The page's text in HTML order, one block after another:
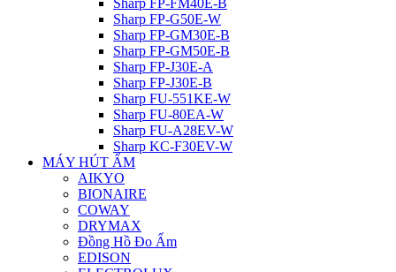
Sharp FP-FM40E-B
Sharp FP-G50E-W
Sharp FP-GM30E-B
Sharp FP-GM50E-B
Sharp FP-J30E-A
Sharp FP-J30E-B
Sharp FU-551KE-W
Sharp FU-80EA-W
Sharp FU-A28EV-W
Sharp KC-F30EV-W
MÁY HÚT ẨM
AIKYO
BIONAIRE
COWAY
DRYMAX
Đồng Hồ Đo Ẩm
EDISON